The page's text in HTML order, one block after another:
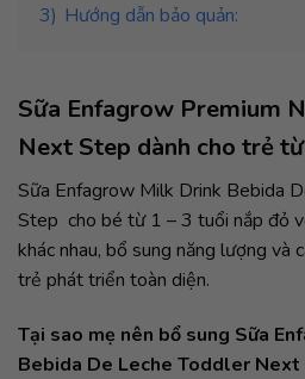
3) Hướng dẫn bảo quản:
Sữa Enfagrow Premium
Next Step dành cho trẻ
Sữa Enfagrow Milk Drink Bebida
Step cho bé từ 1 – 3 tuổi nắp đỏ
khác nhau, bổ sung năng lượng và
trẻ phát triển toàn diện.
Tại sao mẹ nên bổ sung Sữa
Bebida De Leche Toddler